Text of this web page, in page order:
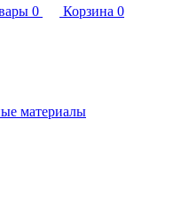
0 Корзина 0
материалы